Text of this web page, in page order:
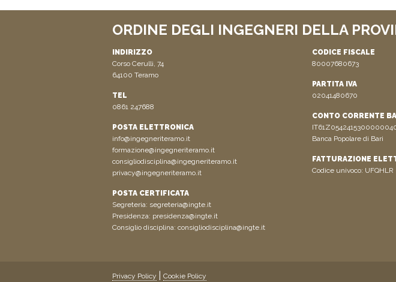
ORDINE DEGLI INGEGNERI DELLA
INDIRIZZO
Corso Cerulli, 74
64100 Teramo
TEL
0861 247688
POSTA ELETTRONICA
info@ingegneriteramo.it
formazione@ingegneriteramo.it
consigliodisciplina@ingegneriteramo.it
privacy@ingegneriteramo.it
POSTA CERTIFICATA
Segreteria: segreteria@ingte.it
Presidenza: presidenza@ingte.it
Consiglio disciplina: consigliodisciplina@ingte.it
CODICE FISCALE
80007680673
PARTITA IVA
02041480670
CONTO CORRENTE
Banca Popolare di Bari
FATTURAZIONE
Codice univoco: UFQHLR
Privacy Policy Cookie Policy